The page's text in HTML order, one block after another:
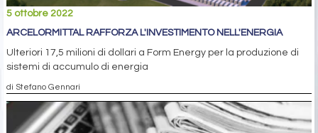
5 ottobre 2022
ARCELORMITTAL RAFFORZA L'INVESTIMENTO NELL'ENERGIA
Ulteriori 17,5 milioni di dollari a Form Energy per la produzione di
sistemi di accumulo di energia
di Stefano Gennari